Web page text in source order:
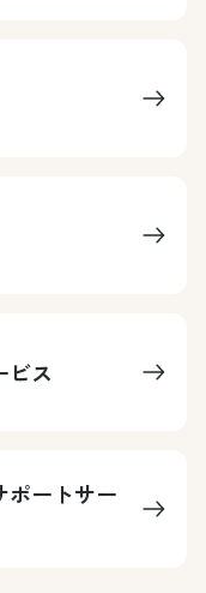
ビス
ポートサー